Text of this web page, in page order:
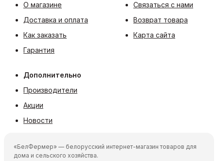
О магазине
Доставка и оплата
Как заказать
Гарантия
Связаться с нами
Возврат товара
Карта сайта
Дополнительно
Производители
Акции
Новости
«БелФермер» — белорусский интернет-магазин товаров для
дома и сельского хозяйства.